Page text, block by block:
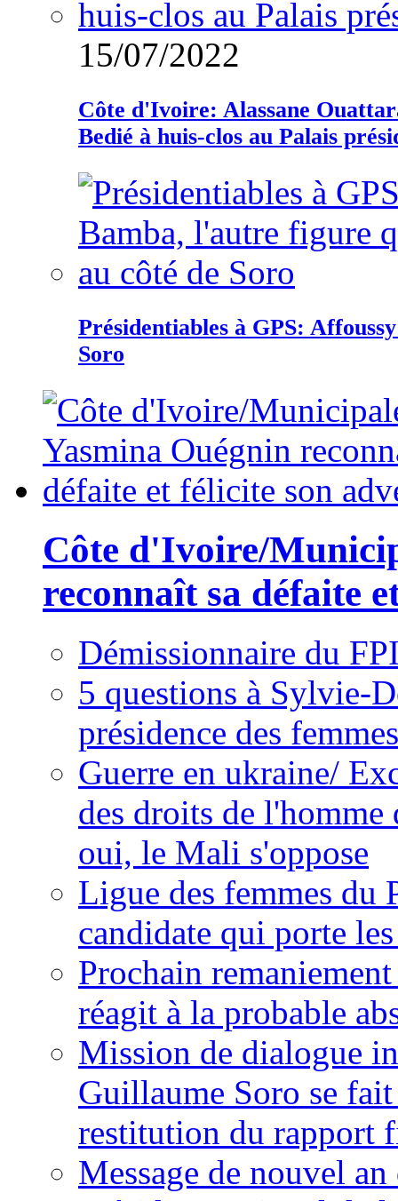
15/07/2022
Côte d'Ivoire: Alassane
Bedié à huis-clos au Palais
Présidentiables à GPS:
Soro
Côte d'Ivoire/
reconnaît sa défaite
Démissionnaire du
5 questions à Sylvie-
présidence des
Guerre en ukraine/
des droits de
oui, le Mali s'oppose
Ligue des femmes du
candidate qui porte
Prochain
réagit à la probable
Mission de dialogue
Guillaume Soro se
restitution du rapport
Message de nouvel